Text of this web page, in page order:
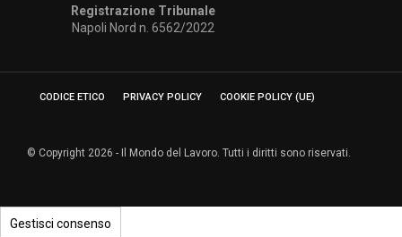
Registrazione Tribunale
Napoli Nord n. 6562/2022
CODICE ETICO PRIVACY POLICY COOKIE POLICY (UE)
© Copyright 2026 - Il Mondo del Lavoro. Tutti i diritti sono riservati.
Gestisci consenso